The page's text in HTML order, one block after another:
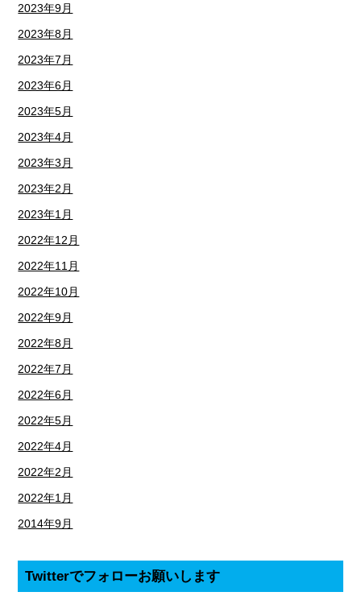
2023年9月
2023年8月
2023年7月
2023年6月
2023年5月
2023年4月
2023年3月
2023年2月
2023年1月
2022年12月
2022年11月
2022年10月
2022年9月
2022年8月
2022年7月
2022年6月
2022年5月
2022年4月
2022年2月
2022年1月
2014年9月
Twitterでフォローお願いします